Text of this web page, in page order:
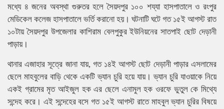
মধ্যে ৪ জনের অবস্থা গুরুতর হলে সৈয়দপুর ১০০ শয্যা হাসপাতালে ও রংপুর
মেডিকেল কলেজ হাসপাতালে ভর্তি করানো হয়। ঘটনাটি ঘটে গত ১৫ই আগস্ট রাত
১০টায় সৈয়দপুর উপজেলার কাশিরাম বেলপুকুর ইউনিয়নের সাতপাই ছোট দেড়ানী
পাড়ায়।
থানার এজাহার সূত্রে জানা যায়, গত ১৪ই আগস্ট ছোট দেড়ানী পাড়ার এসলামের
ছেলে মাহবুলের বাড়ি থেকে একটি ভ্যান চুরি হয়ে যায়। ভ্যান চুরি যাওয়াকে নিয়ে
একই গ্রামের মৃত আইজুল হক এর ছেলে এনামুল হক ওরফে ভুতুল কে মিথ্যে
সন্দেহ করে। এই সন্দেহের বসে গত ১৫ই আগস্ট রাতে মাহবুল ভ্যান চুরির বিষয়ে